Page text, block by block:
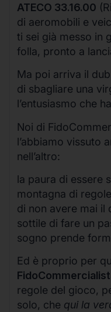
ATECO 33.16.00
di aeromobili e
ti sei già messo in
folla, pronto a
Ma poi arriva il
di sbagliare una
l’entusiasmo che
Noi di
l’abbiamo vissuto
nell’altro:
la paura di essere
montagna di
di non avere mai il
sottile di fare un
sogno prende
Ed è proprio per
regole del gioco,
solo, che qui la